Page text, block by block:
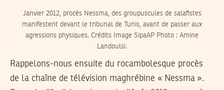
Janvier 2012, procès Nessma, des groupuscules de salafistes
manifestent devant le tribunal de Tunis, avant de passer aux
agressions physiques. Crédits Image SipaAP Photo : Amine
Landoulsi.
Rappelons-nous ensuite du rocambolesque procès
de la chaîne de télévision maghrébine « Nessma ».